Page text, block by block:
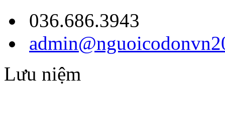
036.686.3943
Lưu niệm